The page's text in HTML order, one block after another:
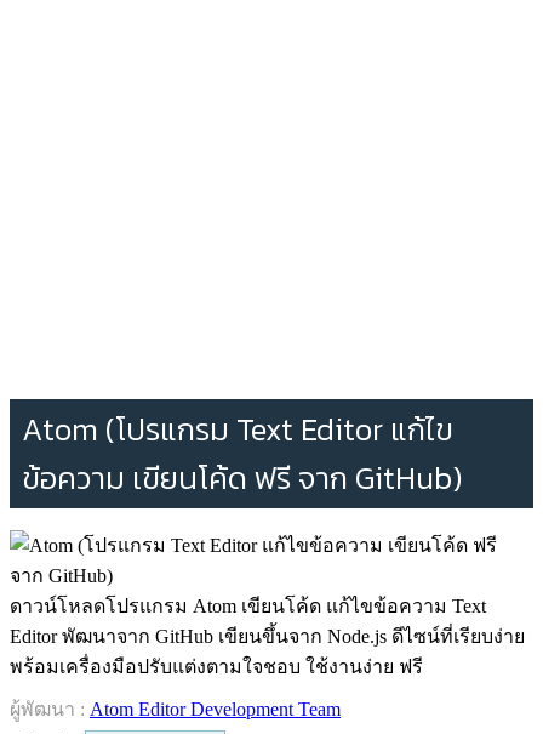
Atom (โปรแกรม Text Editor แก้ไข
ข้อความ เขียนโค้ด ฟรี จาก GitHub)
ดาวน์โหลดโปรแกรม Atom เขียนโค้ด แก้ไขข้อความ Text
Editor พัฒนาจาก GitHub เขียนขึ้นจาก Node.js ดีไซน์ที่เรียบง่าย
พร้อมเครื่องมือปรับแต่งตามใจชอบ ใช้งานง่าย ฟรี
ผู้พัฒนา : Atom Editor Development Team